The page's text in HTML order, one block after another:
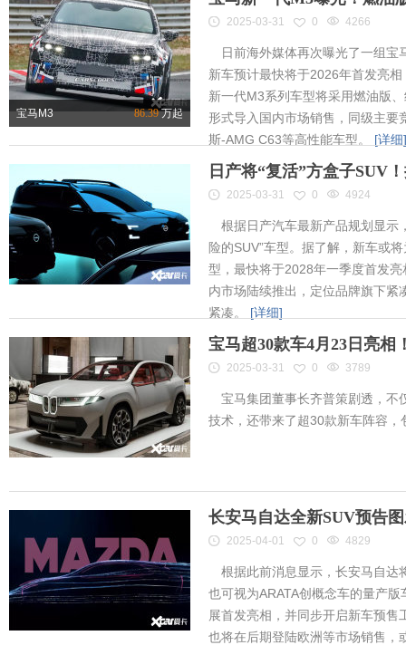
宝马M3 86.39万起
2025-03-31 0 4266
日前海外媒体再次曝光了一组宝
新车预计最快将于2026年首发亮
新一代M3系列车型将采用燃油版
形式导入国内市场销售，同级主要
斯-AMG C63等高性能车型。 [详细]
日产将“复活”方盒子SUV
2025-03-31 0 4924
根据日产汽车最新产品规划显示
险的SUV”车型。据了解，新车或
型，最快将于2028年一季度首发
内市场陆续推出，定位品牌旗下紧
紧凑。 [详细]
宝马超30款车4月23日亮
2025-03-31 0 3789
宝马集团董事长齐普策剧透，不
技术，还带来了超30款新车阵容
长安马自达全新SUV预告
2025-04-01 0 4829
根据此前消息显示，长安马自达
也可视为ARATA创概念车的量产
展首发亮相，并同步开启新车预售
也将在后期登陆欧洲等市场销售，